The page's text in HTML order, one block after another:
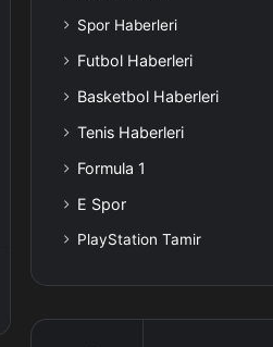
Spor Haberleri
Futbol Haberleri
Basketbol Haberleri
Tenis Haberleri
Formula 1
E Spor
PlayStation Tamir